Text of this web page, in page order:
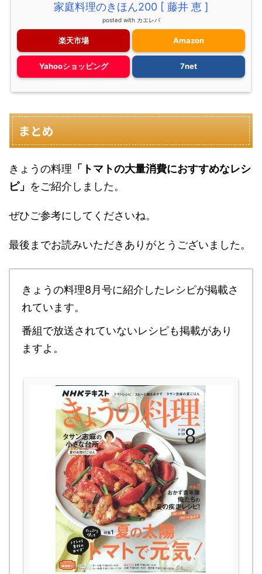
家庭料理のきほん200 [ 藤井 恵 ]
posted with カエレバ
楽天市場 Amazon
Yahooショッピング 7net
まとめ
きょうの料理 「トマトの大量消費におすすめなレシ
ピ」 をご紹介しました。
ぜひご参考にしてくださいね。
最後までお読みいただきありがとうございました。
きょうの料理8月号に紹介したレシピが掲載さ
れています。
番組で放送されていないレシピも掲載があり
ますよ。